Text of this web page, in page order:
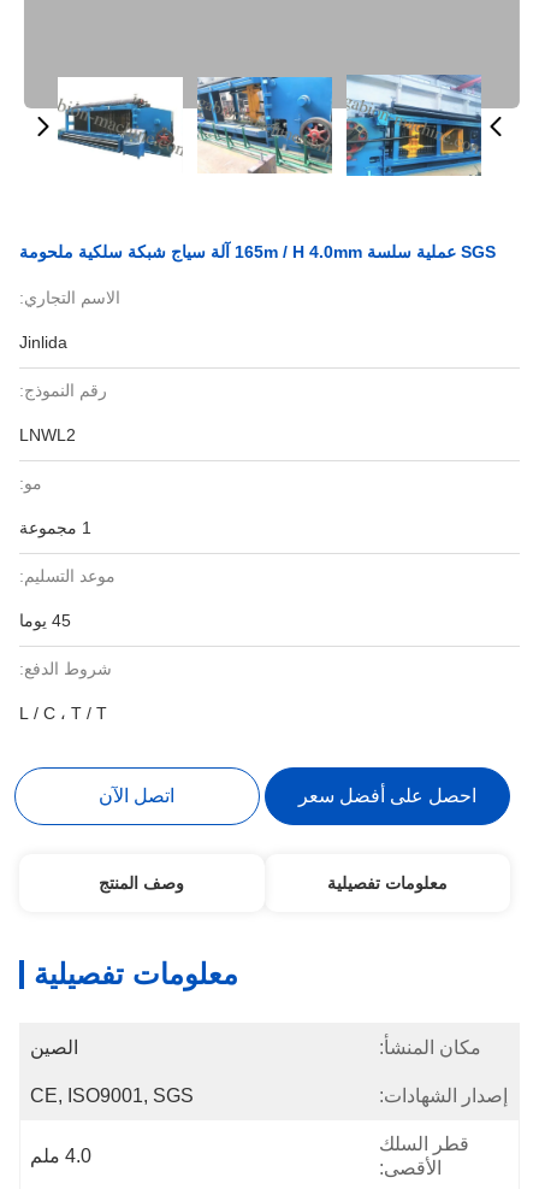
SGS عملية سلسة 165m / H 4.0mm آلة سياج شبكة سلكية ملحومة
الاسم التجاري:
Jinlida
رقم النموذج:
LNWL2
مو:
موعد التسليم:
45 يوما
شروط الدفع:
L / C ، T / T
احصل على أفضل سعر اتصل الآن
معلومات تفصيلية وصف المنتج
معلومات تفصيلية
مكان المنشأ: الصين
إصدار الشهادات: CE, ISO9001, SGS
قطر السلك
الأقصى:
4.0 ملم